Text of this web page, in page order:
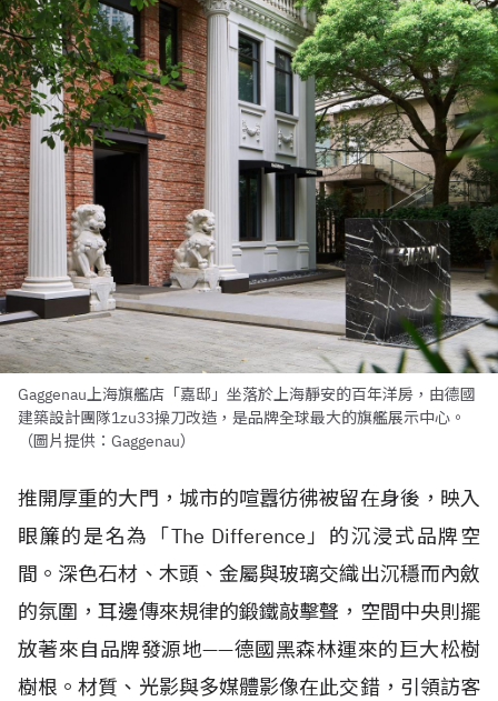
Gaggenau上海旗艦店「嘉邸」坐落於上海靜安的百年洋房，由德國
建築設計團隊1zu33操刀改造，是品牌全球最大的旗艦展示中心。
（圖片提供：Gaggenau）
推開厚重的大門，城市的喧囂彷彿被留在身後，映入
眼簾的是名為「The Difference」的沉浸式品牌空
間。深色石材、木頭、金屬與玻璃交織出沉穩而內斂
的氛圍，耳邊傳來規律的鍛鐵敲擊聲，空間中央則擺
放著來自品牌發源地——德國黑森林運來的巨大松樹
樹根。材質、光影與多媒體影像在此交錯，引領訪客